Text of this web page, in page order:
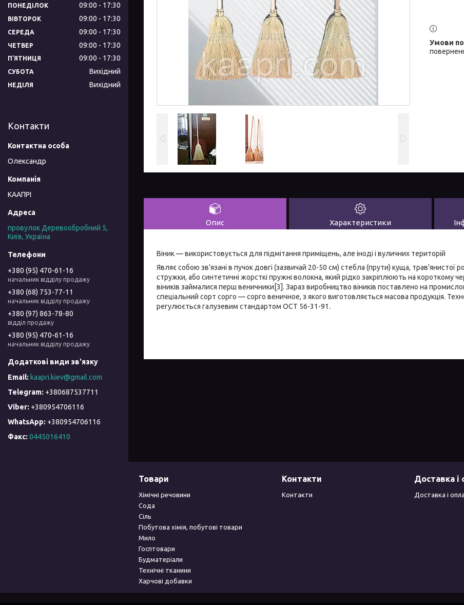
Опис Характеристики
Віник — використовується для підмітання приміщень, але іноді і вуличних територій
Являє собою зв'язані в пучок довгі (зазвичай 20-50 см) стебла (прути) куща, трав'янистої
стружки, або синтетичні жорсткі пружні волокна, який рідко закріплюють на короткому
віників займалися перш веничники[3]. Зараз виробництво віників поставлено на
спеціальний сорт сорго — сорго веничное, з якого виготовляється масова продукція.
регулюється галузевим стандартом ОСТ 56-31-91.
ПОНЕДІЛОК 09:00 17:30
ВІВТОРОК 09:00 17:30
СЕРЕДА 09:00 17:30
ЧЕТВЕР 09:00 17:30
ПʼЯТНИЦЯ 09:00 17:30
СУБОТА Вихідний
НЕДІЛЯ Вихідний
Контакти
Олександр
КААПРІ
провулок Деревообробний 5,
Київ, Україна
+380 (95) 470-61-16
начальник відділу продажу
+380 (68) 753-77-11
начальник відділу продажу
+380 (97) 863-78-80
відділ продажу
+380 (95) 470-61-16
начальник відділу продажу
kaapri.kiev@gmail.com
+380687537711
+380954706116
+380954706116
Факс 0445016410
Товари
Хімічні речовини
Сода
Сіль
Побутова хімія, побутові товари
Мило
Госптовари
Будматеріали
Технічні тканини
Харчові добавки
Контакти
Контакти
Доставка і
Доставка і